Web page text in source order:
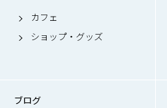
カフェ
ショップ・グッズ
ブログ